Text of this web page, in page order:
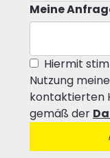
Meine
Hiermit
Nutzung
kontaktierten
gemäß der